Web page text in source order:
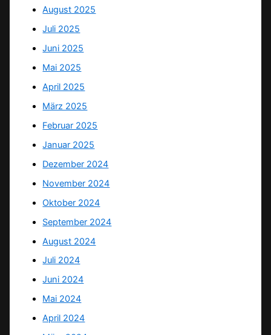
August 2025
Juli 2025
Juni 2025
Mai 2025
April 2025
März 2025
Februar 2025
Januar 2025
Dezember 2024
November 2024
Oktober 2024
September 2024
August 2024
Juli 2024
Juni 2024
Mai 2024
April 2024